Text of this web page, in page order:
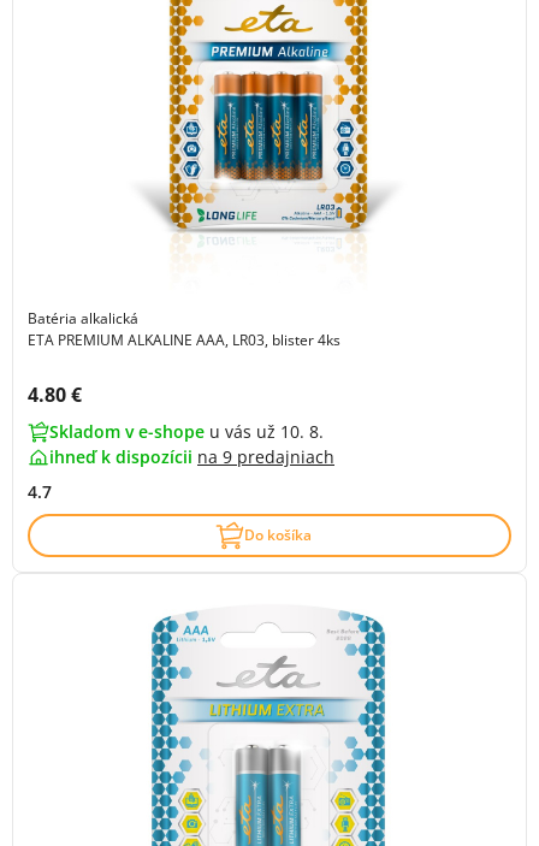
Batéria alkalická
ETA PREMIUM ALKALINE AAA, LR03, blister 4ks
Cena s DPH:
4.80 €
Skladom v e-shope u vás už 10. 8.
ihneď k dispozícii na 9 predajniach
4.7
Do košíka